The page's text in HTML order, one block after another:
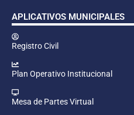
APLICATIVOS MUNICIPALES
Registro Civil
Plan Operativo Institucional
Mesa de Partes Virtual